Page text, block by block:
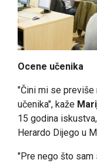
Ocene učenika
"Čini mi se
učenika", kaže
15 godina
Herardo Dijego u
"Pre nego što sam